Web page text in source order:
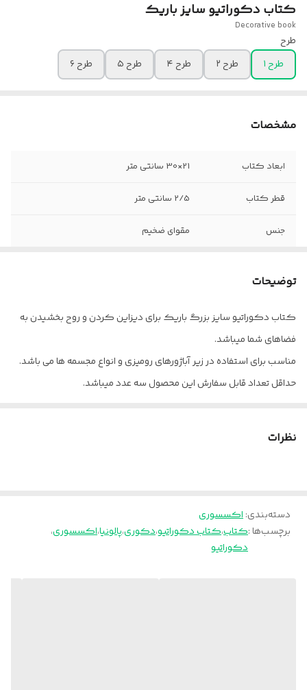
کتاب دکوراتیو سایز باریک
Decorative book
طرح
طرح ۱
طرح ۲ طرح ۴ طرح ۵ طرح ۶
مشخصات
ابعاد کتاب 21×30 سانتی متر
قطر کتاب 2/5 سانتی متر
جنس مقوای ضخیم
توضیحات
کتاب دکوراتیو سایز بزرگ باریک برای دیزاین کردن و روح بخشیدن به
فضاهای شما میباشد.
مناسب برای استفاده در زیر آباژورهای رومیزی و انواع مجسمه ها می باشد.
حداقل تعداد قابل سفارش این محصول سه عدد میباشد.
نظرات
دسته‌بندی:اکسسوری
برچسب‌ها :کتاب،کتاب دکوراتیو،دکوری،پالونیا،اکسسوری،
دکوراتیو